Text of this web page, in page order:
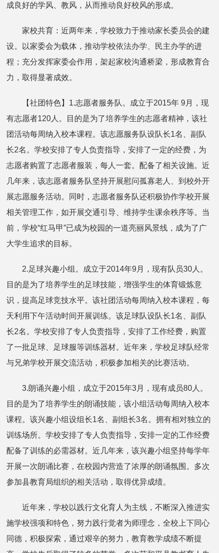
成良好的学风、教风，从而推动良好校风的形成。
家校共育：近两年来，学校致力于推动家长委员会的建
设。以家委会为载体，推动学校依法办学、民主办学的进
程；充分发挥家委会作用，架起家校沟通桥梁，形成教育合
力，取得显著成效。
【社团特色】1.志愿者服务队。成立于2015年 9月，现
有志愿者120人。目的是为了培养学生的志愿者精神，该社
团活动每周纳入校本课程。该志愿服务队设队长1名、副队
长2名。学校安排了专人负责指导，安排了一定的经费，为
志愿者购置了志愿者服装，每人一套。配备了相关设施。近
几年来，该志愿者服务队坚持开展慰问孤寡老人、到校外开
展志愿服务活动。同时，志愿者服务队还积极协作学校开展
相关管理工作，如开展交通引导、维持学生课余秩序等。当
前，学校“红马甲”已成为校园的一道亮丽风景线，成为了广
大学生追求的目标。
2.足球兴趣小组。成立于2014年9月，现有队员30人。
目的是为了培养学生的足球技能，增强学生的体育锻炼意
识，提高足球竞技水平。该社团活动每周纳入校本课程，每
天利用下午活动时间开展训练。该足球队设队长1名、副队
长2名。学校安排了专人负责指导，安排了工作经费，购置
了一批足球、足球服等训练器材。近年来，学校足球队经常
与兄弟学校开展交流活动，积极参加相关的比赛活动。
3.朗诵兴趣小组，成立于2015年3月，现有成员80人。
目的是为了培养学生的朗诵技能，该小组活动每周纳入校本
课程。该兴趣小组设组长1名、副组长3名。拥有相对独立的
训练场所。学校安排了专人负责指导，安排一定的工作经费
配备了训练的必需器材。近几年来，该兴趣小组坚持每学年
开展一次朗诵比赛，在校园内营造了浓厚的朗诵氛围。多次
参加县教育局组织的相关活动，取得优异成绩。
近年来，学校以践行文化育人为主线，不断深入推进实
施学校强项和特色，努力践行觉者为师理念，全校上下同心
同德，积极探索，通过艰辛的努力，教育教学成绩不断提